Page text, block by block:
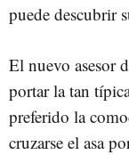
puede descubrir
El nuevo asesor
portar la tan
preferido la
cruzarse el asa